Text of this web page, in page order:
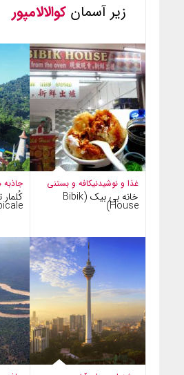
زیر آسمان کوالالامپور
جاذبه غذا و نوشیدنیکافه و بستنی
خانه بی بیک (Bibik
House)